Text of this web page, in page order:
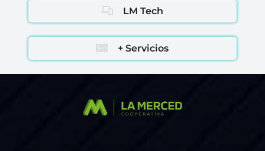
LM Tech
+ Servicios